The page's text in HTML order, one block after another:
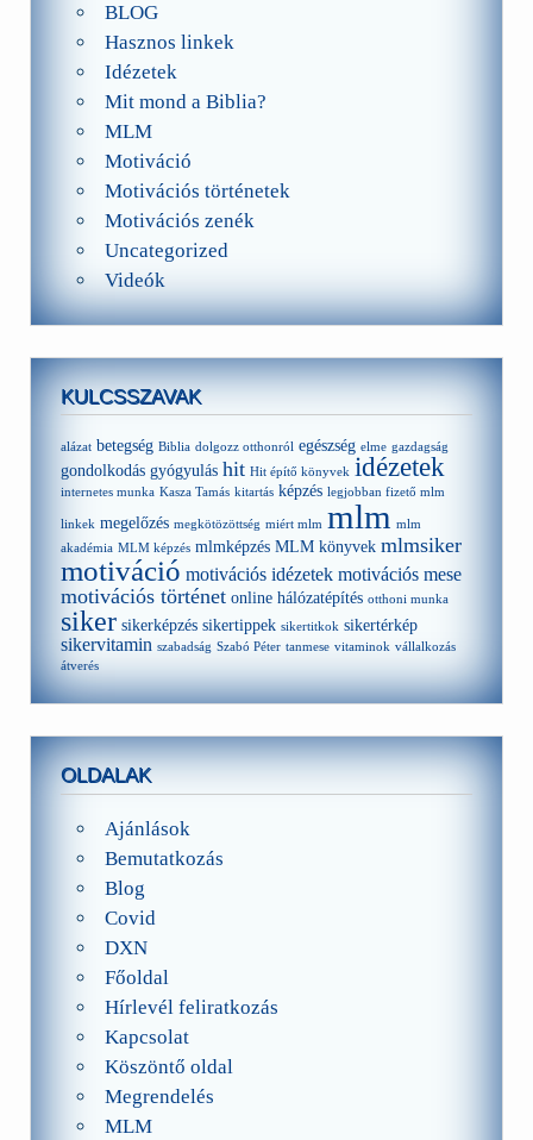
BLOG
Hasznos linkek
Idézetek
Mit mond a Biblia?
MLM
Motiváció
Motivációs történetek
Motivációs zenék
Uncategorized
Videók
KULCSSZAVAK
alázat betegség Biblia dolgozz otthonról egészség elme gazdagság
gondolkodás gyógyulás hit Hit építő könyvek idézetek
internetes munka Kasza Tamás kitartás képzés legjobban fizető mlm
linkek megelőzés megkötözöttség miért mlm mlm mlm
akadémia MLM képzés mlmképzés MLM könyvek mlmsiker
motiváció motivációs idézetek motivációs mese
motivációs történet online hálózatépítés otthoni munka
siker sikerképzés sikertippek sikertitkok sikertérkép
sikervitamin szabadság Szabó Péter tanmese vitaminok vállalkozás
átverés
OLDALAK
Ajánlások
Bemutatkozás
Blog
Covid
DXN
Főoldal
Hírlevél feliratkozás
Kapcsolat
Köszöntő oldal
Megrendelés
MLM